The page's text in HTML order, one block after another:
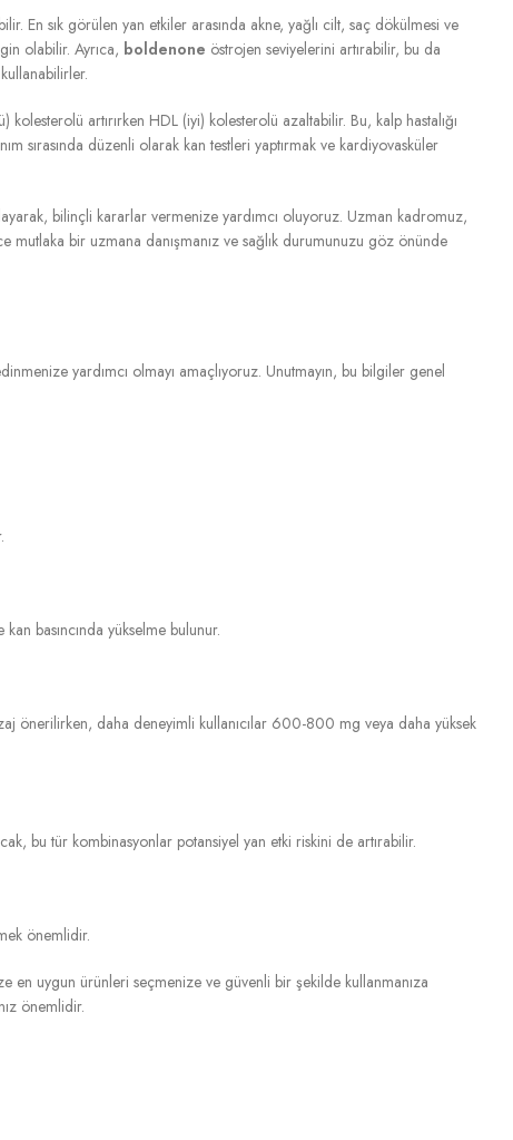
En sık görülen yan etkiler arasında akne, yağlı cilt, saç dökülmesi ve
olabilir. Ayrıca, boldenone östrojen seviyelerini artırabilir, bu da
artırırken HDL (iyi) kolesterolü azaltabilir. Bu, kalp hastalığı
sırasında düzenli olarak kan testleri yaptırmak ve kardiyovasküler
bilinçli kararlar vermenize yardımcı oluyoruz. Uzman kadromuz,
mutlaka bir uzmana danışmanız ve sağlık durumunuzu göz önünde
yardımcı olmayı amaçlıyoruz. Unutmayın, bu bilgiler genel
basıncında yükselme bulunur.
önerilirken, daha deneyimli kullanıcılar 600-800 mg veya daha yüksek
bu tür kombinasyonlar potansiyel yan etki riskini de artırabilir.
önemlidir.
en uygun ürünleri seçmenize ve güvenli bir şekilde kullanmanıza
önemlidir.